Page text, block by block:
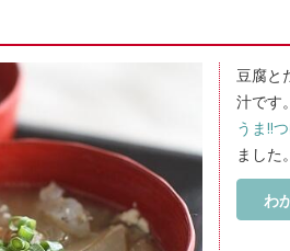
豆腐と
汁です。
うま!!
ました。
わ